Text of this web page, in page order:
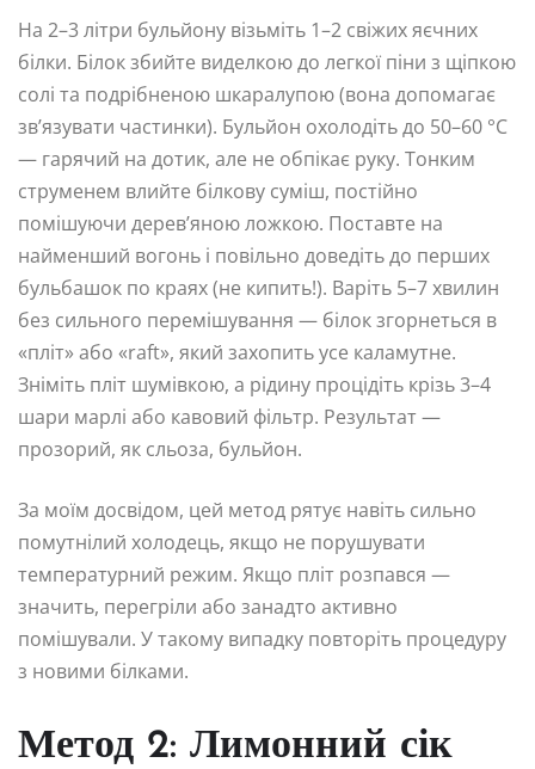
На 2–3 літри бульйону візьміть 1–2 свіжих яєчних
білки. Білок збийте виделкою до легкої піни з щіпкою
солі та подрібненою шкаралупою (вона допомагає
зв’язувати частинки). Бульйон охолодіть до 50–60 °C
— гарячий на дотик, але не обпікає руку. Тонким
струменем влийте білкову суміш, постійно
помішуючи дерев’яною ложкою. Поставте на
найменший вогонь і повільно доведіть до перших
бульбашок по краях (не кипить!). Варіть 5–7 хвилин
без сильного перемішування — білок згорнеться в
«пліт» або «raft», який захопить усе каламутне.
Зніміть пліт шумівкою, а рідину процідіть крізь 3–4
шари марлі або кавовий фільтр. Результат —
прозорий, як сльоза, бульйон.
За моїм досвідом, цей метод рятує навіть сильно
помутнілий холодець, якщо не порушувати
температурний режим. Якщо пліт розпався —
значить, перегріли або занадто активно
помішували. У такому випадку повторіть процедуру
з новими білками.
Метод 2: Лимонний сік